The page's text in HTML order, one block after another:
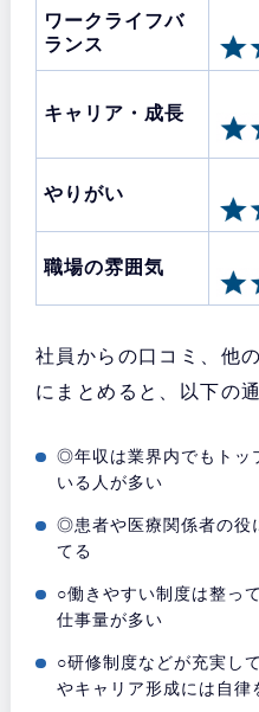
ワークライフバ
ランス
キャリア・成長
やりがい
職場の雰囲気
社員からの口コミ、他
にまとめると、以下の
◎年収は業界内でもトッ
いる人が多い
◎患者や医療関係者の役
てる
○働きやすい制度は整っ
仕事量が多い
○研修制度などが充実し
やキャリア形成には自律